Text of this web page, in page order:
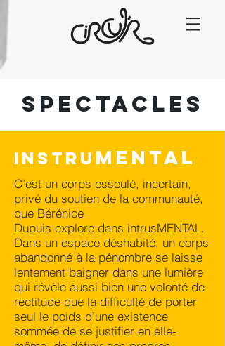
spectacles
instru MENTAL
C’est un corps esseulé, incertain,
privé du soutien de la communauté,
que Bérénice
Dupuis explore dans intrusMENTAL.
Dans un espace déshabité, un corps
abandonné à la pénombre se laisse
lentement baigner dans une lumière
qui révèle aussi bien une volonté de
rectitude que la difficulté de porter
seul le poids d’une existence
sommée de se justifier en elle-